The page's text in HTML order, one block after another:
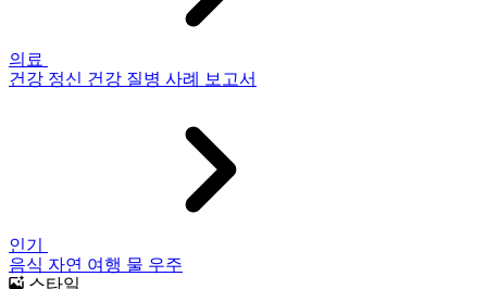
의료
건강 정신 건강 질병 사례 보고서
인기
음식 자연 여행 물 우주
스타일